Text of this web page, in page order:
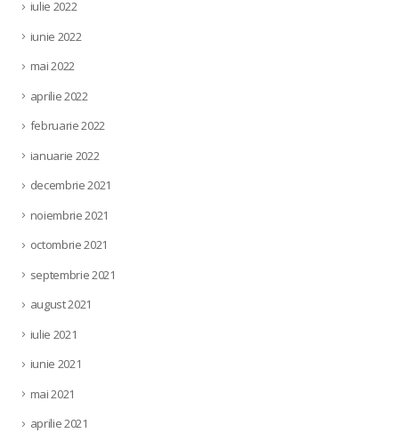
iulie 2022
iunie 2022
mai 2022
aprilie 2022
februarie 2022
ianuarie 2022
decembrie 2021
noiembrie 2021
octombrie 2021
septembrie 2021
august 2021
iulie 2021
iunie 2021
mai 2021
aprilie 2021